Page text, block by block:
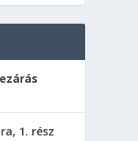
1. rész